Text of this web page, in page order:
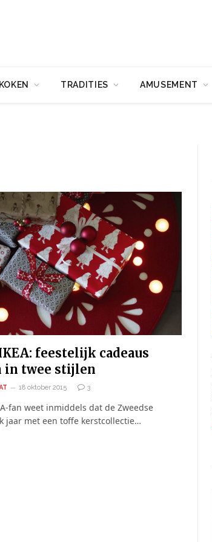
KOKEN TRADITIES AMUSEMENT
feestelijk cadeaus
in twee stijlen
18 oktober 2015 3
fan weet inmiddels dat de Zweedse
jaar met een toffe kerstcollectie…